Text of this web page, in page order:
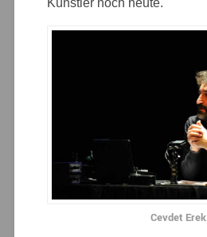
Künstler noch heute.
Cevdet Erek